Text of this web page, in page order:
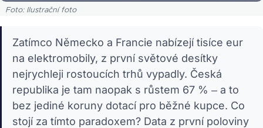
Foto: Ilustrační foto
Zatímco Německo a Francie nabízejí tisíce eur
na elektromobily, z první světové desítky
nejrychleji rostoucích trhů vypadly. Česká
republika je tam naopak s růstem 67 % – a to
bez jediné koruny dotací pro běžné kupce. Co
stojí za tímto paradoxem? Data z první poloviny